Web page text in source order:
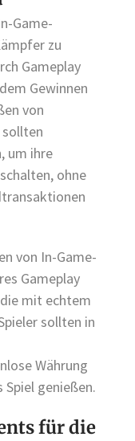
Game-
zu
Gameplay
Gewinnen
von
sollten
um ihre
ohne
von In-Game-
Gameplay
mit echtem
sollten in
Währung
genießen.
für die